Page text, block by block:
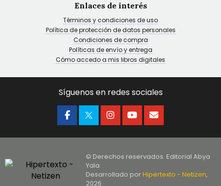
Enlaces de interés
Términos y condiciones de uso
Política de protección de datos personales
Condiciones de compra
Políticas de envío y entrega
Cómo accedo a mis libros digitales
Síguenos en redes sociales
© Derechos reservados. Editorial Abya
Yala
Desarrollado porHipertexto - Netizen,
2026